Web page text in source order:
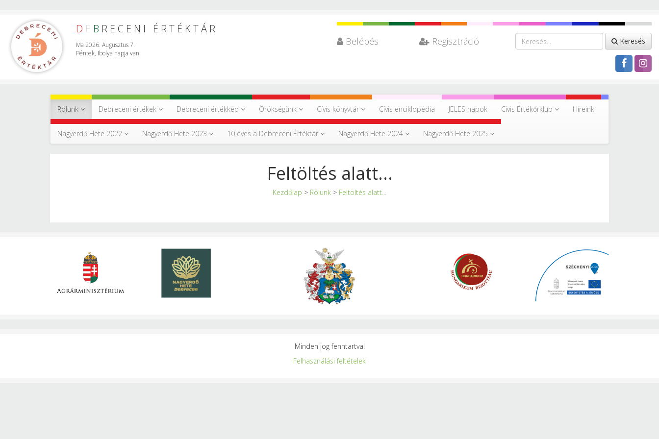
D E B RECENI ÉRTÉKTÁR
Ma 2026. Augusztus 7.
Péntek, Ibolya napja van.
Belépés Regisztráció Keresés
Rólunk Debreceni értékek Debreceni értékkép Örökségünk Cívis könyvtár Cívis enciklopédia JELES napok Cívis Értékőrklub Híreink
Nagyerdő Hete 2022 Nagyerdő Hete 2023 10 éves a Debreceni Értéktár Nagyerdő Hete 2024 Nagyerdő Hete 2025
Feltöltés alatt...
Kezdőlap > Rólunk > Feltöltés alatt...
Minden jog fenntartva!
Felhasználási feltételek